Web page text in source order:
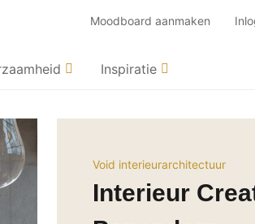
Moodboard aanmaken
Inspiratie
Void interieurarchitectuur
Interieur